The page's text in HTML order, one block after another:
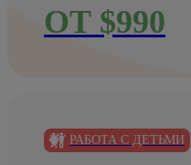
ОТ $990
РАБОТА С ДЕТЬМИ